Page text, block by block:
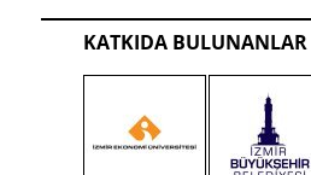
KATKIDA BULUNANLAR